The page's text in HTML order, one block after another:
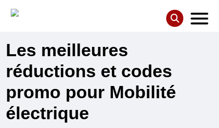
Les meilleures
réductions et codes
promo pour Mobilité
électrique